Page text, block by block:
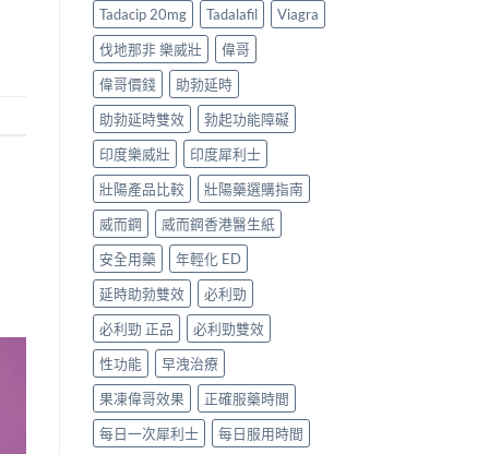
Tadacip 20mg
Tadalafil
Viagra
伐地那非 樂威壯
偉哥
偉哥價錢
助勃延時
助勃延時雙效
勃起功能障礙
印度樂威壯
印度犀利士
壯陽產品比較
壯陽藥選購指南
威而鋼
威而鋼香港醫生紙
安全用藥
年輕化 ED
延時助勃雙效
必利勁
必利勁 正品
必利勁雙效
性功能
早洩治療
果凍偉哥效果
正確服藥時間
每日一次犀利士
每日服用時間